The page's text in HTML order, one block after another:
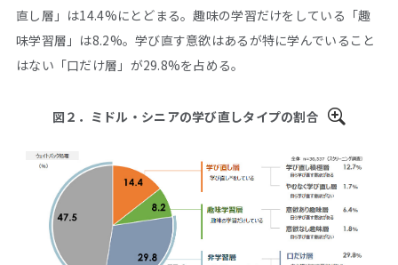
直し層」は14.4%にとどまる。趣味の学習だけをしている「趣
味学習層」は8.2%。学び直す意欲はあるが特に学んでいること
はない「口だけ層」が29.8%を占める。
図２．ミドル・シニアの学び直しタイプの割合